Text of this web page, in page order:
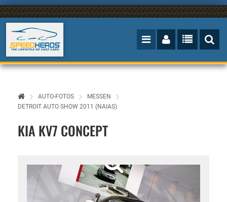
AUTO-FOTOS
MESSEN
DETROIT AUTO SHOW 2011 (NAIAS)
KIA KV7 CONCEPT